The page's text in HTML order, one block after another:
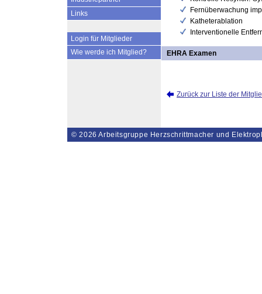
Links
Login für Mitglieder
Wie werde ich Mitglied?
Fernüberwachung
Katheterablation
Interventionelle
EHRA Examen
Zurück zur Liste der
© 2026 Arbeitsgruppe Herzschrittmacher und